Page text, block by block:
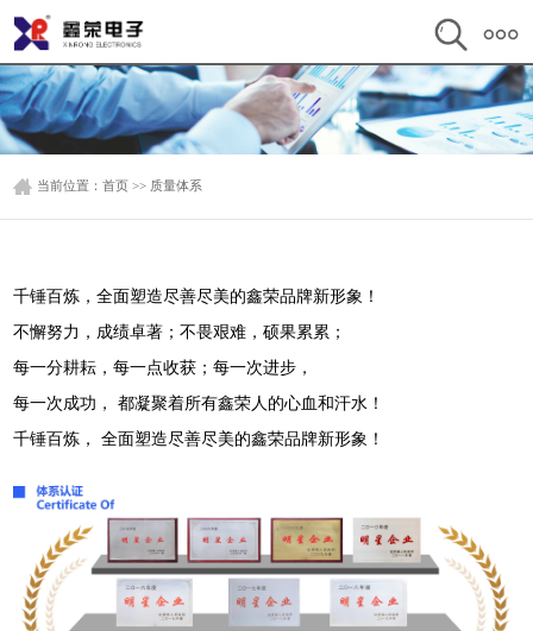
当前位置： 首页 >> 质量体系
千锤百炼，全面塑造尽善尽美的鑫荣品牌新形象！
不懈努力，成绩卓著；不畏艰难，硕果累累；
每一分耕耘，每一点收获；每一次进步，
每一次成功， 都凝聚着所有鑫荣人的心血和汗水！
千锤百炼， 全面塑造尽善尽美的鑫荣品牌新形象！